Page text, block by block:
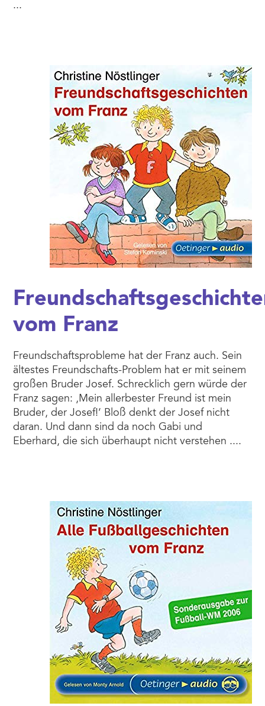
...
vom Franz
Freundschaftsprobleme hat der Franz auch. Sein
ältestes Freundschafts-Problem hat er mit seinem
großen Bruder Josef. Schrecklich gern würde der
Franz sagen: ,Mein allerbester Freund ist mein
Bruder, der Josef!‘ Bloß denkt der Josef nicht
daran. Und dann sind da noch Gabi und
Eberhard, die sich überhaupt nicht verstehen ....